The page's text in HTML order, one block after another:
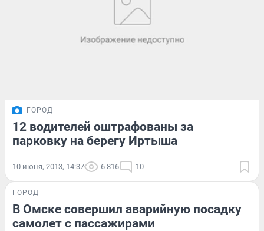
ГОРОД
12 водителей оштрафованы за
парковку на берегу Иртыша
10 июня, 2013, 14:37 6 816 10
ГОРОД
В Омске совершил аварийную посадку
самолет с пассажирами